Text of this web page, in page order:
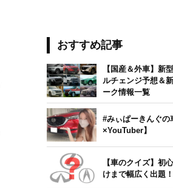
おすすめ記事
【国産＆外車】新
ルチェンジ予想＆
ーク情報一覧
#みぃぱーきんぐの
×YouTuber】
【車のクイズ】初
けまで幅広く出題！